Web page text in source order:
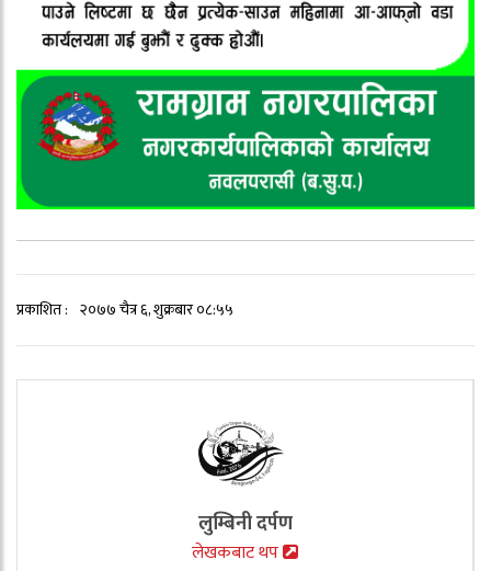
प्रकाशित : २०७७ चैत्र ६, शुक्रबार ०८:५५
लुम्बिनी दर्पण
लेखकबाट थप